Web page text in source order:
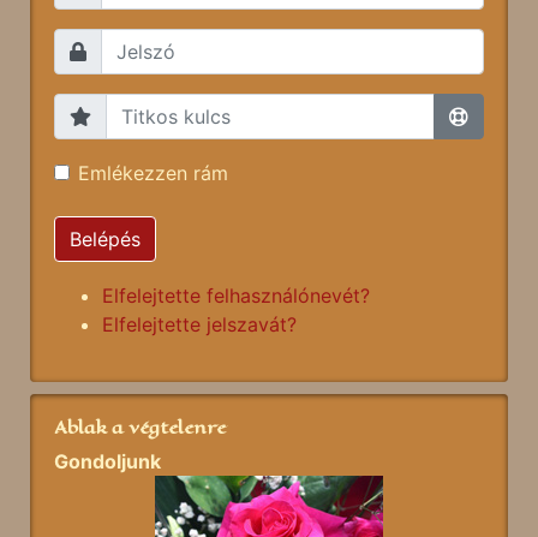
Emlékezzen rám
Belépés
Elfelejtette felhasználónevét?
Elfelejtette jelszavát?
Ablak a végtelenre
Gondoljunk